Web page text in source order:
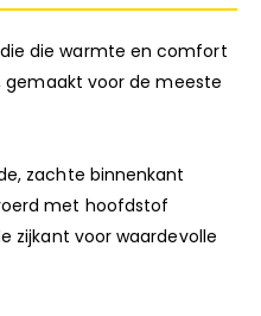
die warmte en comfort
gemaakt voor de meeste
zachte binnenkant
met hoofdstof
zijkant voor waardevolle